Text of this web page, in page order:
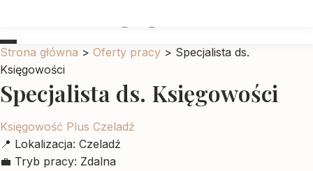
Strona główna > Oferty pracy > Specjalista ds.
Księgowości
Specjalista ds. Księgowości
Księgowość Plus Czeladź
📍 Lokalizacja: Czeladź
💼 Tryb pracy: Zdalna